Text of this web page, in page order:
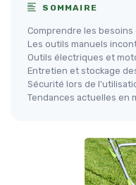
SOMMAIRE
Comprendre les
Les outils manuels
Outils électriques et
Entretien et stockage
Sécurité lors de
Tendances actuelles en